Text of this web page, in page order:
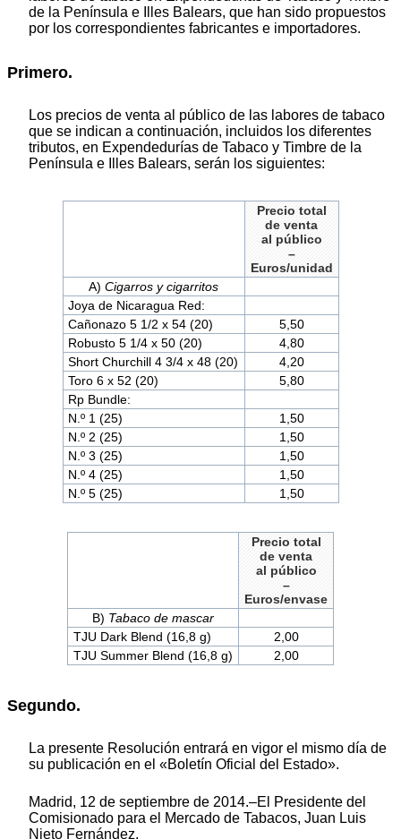
de la Península e Illes Balears, que han sido propuestos
por los correspondientes fabricantes e importadores.
Primero.
Los precios de venta al público de las labores de tabaco
que se indican a continuación, incluidos los diferentes
tributos, en Expendedurías de Tabaco y Timbre de la
Península e Illes Balears, serán los siguientes:
Precio total
de venta
al público
–
Euros/unidad
A) Cigarros y cigarritos
Joya de Nicaragua Red:
Cañonazo 5 1/2 x 54 (20)
5,50
Robusto 5 1/4 x 50 (20)
4,80
Short Churchill 4 3/4 x 48 (20)
4,20
Toro 6 x 52 (20)
5,80
Rp Bundle:
N.º 1 (25)
1,50
N.º 2 (25)
1,50
N.º 3 (25)
1,50
N.º 4 (25)
1,50
N.º 5 (25)
1,50
Precio total
de venta
al público
–
Euros/envase
B) Tabaco de mascar
TJU Dark Blend (16,8 g)
2,00
TJU Summer Blend (16,8 g)
2,00
Segundo.
La presente Resolución entrará en vigor el mismo día de
su publicación en el «Boletín Oficial del Estado».
Madrid, 12 de septiembre de 2014.–El Presidente del
Comisionado para el Mercado de Tabacos, Juan Luis
Nieto Fernández.